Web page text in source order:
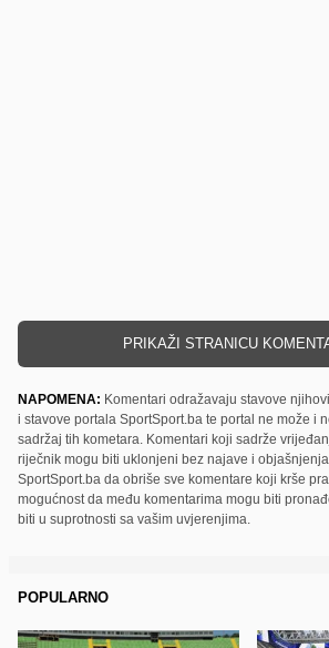
PRIKAŽI STRANICU
NAPOMENA: Komentari odražavaju stavove
i stavove portala SportSport.ba te portal ne može i
sadržaj tih kometara. Komentari koji sadrže
riječnik mogu biti uklonjeni bez najave i
SportSport.ba da obriše sve komentare koji krše
mogućnost da među komentarima mogu biti
biti u suprotnosti sa vašim uvjerenjima.
POPULARNO